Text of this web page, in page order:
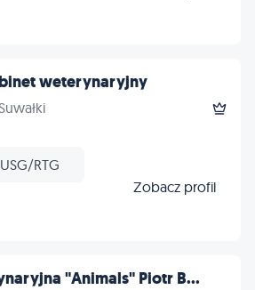
weterynaryjny
USG/RTG
Zobacz profil
"Animals" Piotr B...